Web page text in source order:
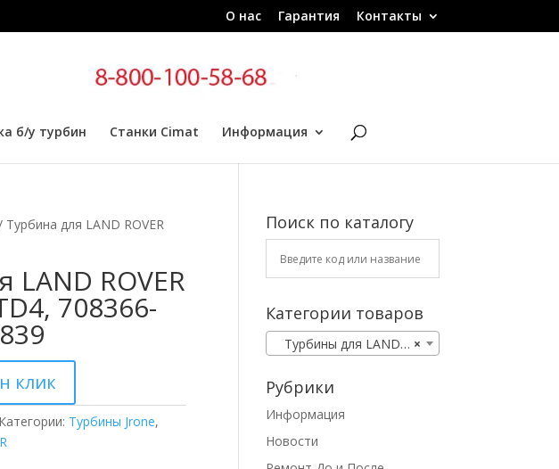
О нас Гарантия Контакты
б/у турбин Станки Cimat Информация
Турбина для LAND ROVER
LAND ROVER
708366-
клик
Категории: Турбины Jrone,
Поиск по каталогу
Категории товаров
×
Турбины для LAND ROVER
Рубрики
Информация
Новости